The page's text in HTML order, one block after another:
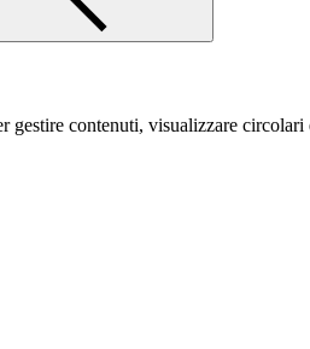
gestire contenuti, visualizzare